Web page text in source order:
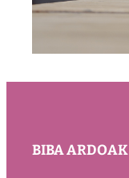
BIBA ARDOAK